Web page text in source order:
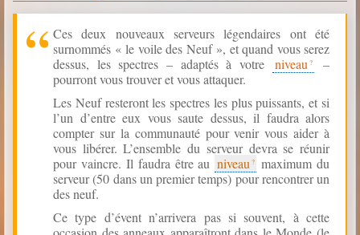
Ces deux nouveaux serveurs légendaires ont été
surnommés « le voile des Neuf », et quand vous serez
dessus, les spectres – adaptés à votre
niveau
–
pourront vous trouver et vous attaquer.
Les Neuf resteront les spectres les plus puissants, et si
l’un d’entre eux vous saute dessus, il faudra alors
compter sur la communauté pour venir vous aider à
vous libérer. L’ensemble du serveur devra se réunir
pour vaincre. Il faudra être au niveau
maximum du
serveur (50 dans un premier temps) pour rencontrer un
des neuf.
Ce type d’évent n’arrivera pas si souvent, à cette